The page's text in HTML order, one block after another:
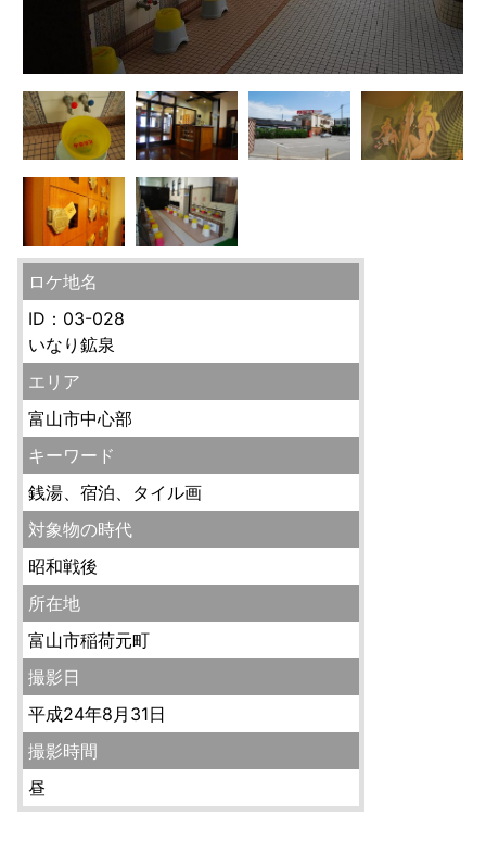
ロケ地名
ID：03-028
いなり鉱泉
エリア
富山市中心部
キーワード
銭湯、宿泊、タイル画
対象物の時代
昭和戦後
所在地
富山市稲荷元町
撮影日
平成24年8月31日
撮影時間
昼